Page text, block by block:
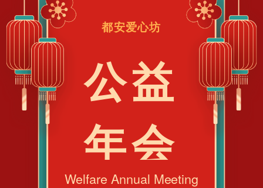
都安爱心坊
公益
年会
Welfare Annual Meeting